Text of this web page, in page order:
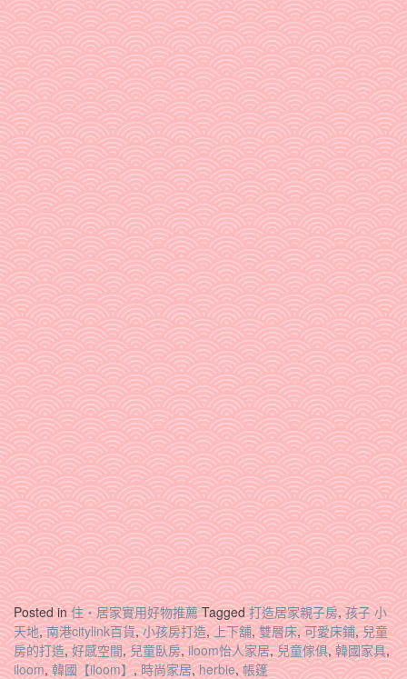
Posted in住‧居家實用好物推薦Tagged打造居家親子房,孩子 小
天地,南港citylink百貨,小孩房打造,上下舖,雙層床,可愛床鋪,兒童
房的打造,好感空間,兒童臥房,iloom怡人家居,兒童傢俱,韓國家具,
iloom,韓國【iloom】,時尚家居,herbie,帳篷